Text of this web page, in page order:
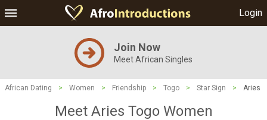
Login
Join Now
Meet African Singles
African Dating > Women > Friendship > Togo > Star Sign > Aries
Meet Aries Togo Women